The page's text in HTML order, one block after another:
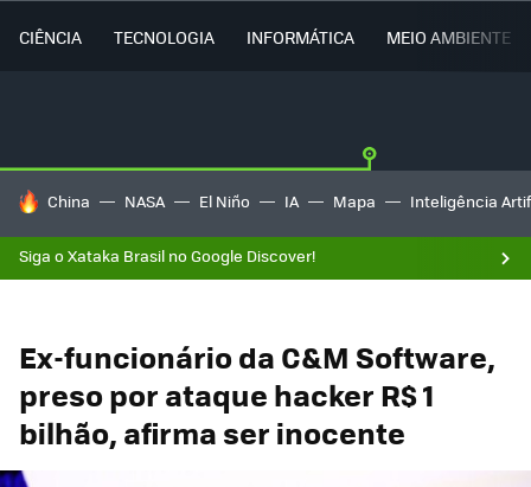
CIÊNCIA TECNOLOGIA INFORMÁTICA MEIO AMBIENTE
TENDÊNCIAS DO DIA
China NASA El Niño IA Mapa Inteligência
Siga o Xataka Brasil no Google Discover!
Ex-funcionário da C&M Software,
preso por ataque hacker R$ 1
bilhão, afirma ser inocente